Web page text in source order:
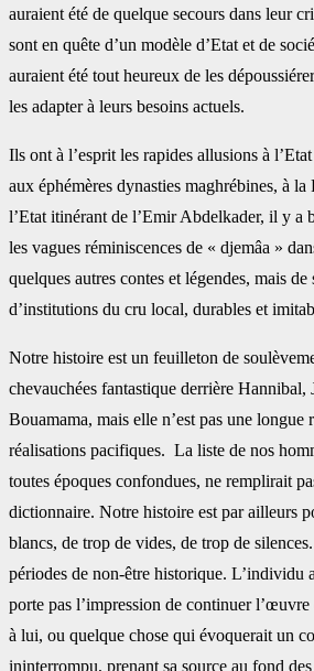
auraient été de quelque secours dans leur
sont en quête d’un modèle d’Etat et de
auraient été tout heureux de les
les adapter à leurs besoins actuels.
Ils ont à l’esprit les rapides allusions à
aux éphémères dynasties maghrébines, à la
l’Etat itinérant de l’Emir Abdelkader, il y a
les vagues réminiscences de « djemâa »
quelques autres contes et légendes, mais
d’institutions du cru local, durables et
Notre histoire est un feuilleton de
chevauchées fantastique derrière
Bouamama, mais elle n’est pas une longue
réalisations pacifiques. La liste de nos
toutes époques confondues, ne remplirait
dictionnaire. Notre histoire est par ailleurs
blancs, de trop de vides, de trop de
périodes de non-être historique. L’individu
porte pas l’impression de continuer l’œuvre
à lui, ou quelque chose qui évoquerait un
ininterrompu, prenant sa source au fond des